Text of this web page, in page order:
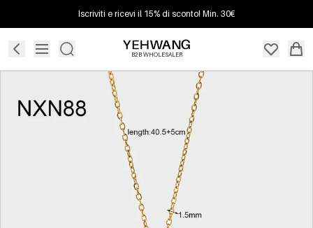
Iscriviti e ricevi il 15% di sconto! Min. 30€
B2B WHOLESALER